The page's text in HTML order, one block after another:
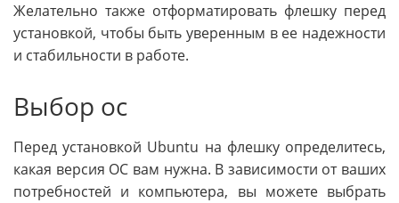
Желательно также отформатировать флешку перед
установкой, чтобы быть уверенным в ее надежности
и стабильности в работе.
Выбор ос
Перед установкой Ubuntu на флешку определитесь,
какая версия ОС вам нужна. В зависимости от ваших
потребностей и компьютера, вы можете выбрать